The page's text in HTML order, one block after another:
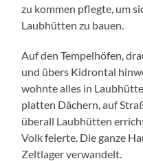
zu kommen pflegte, um
Laubhütten zu bauen.
Auf den Tempelhöfen,
und übers Kidrontal
wohnte alles in
platten Dächern, auf
überall Laubhütten
Volk feierte. Die ganze
Zeltlager verwandelt.